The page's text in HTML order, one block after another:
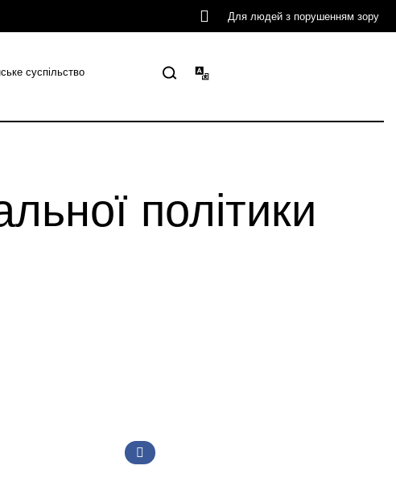
Для людей з порушенням зору
суспільство
політики